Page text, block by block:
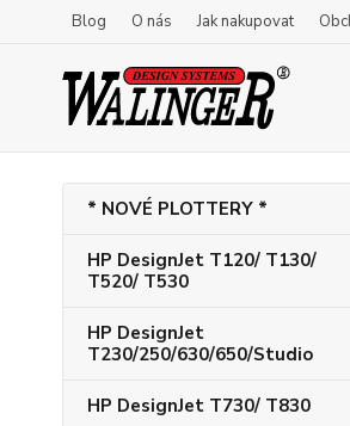
Blog O nás Jak nakupovat
* NOVÉ PLOTTERY *
HP DesignJet T120/ T130/
T520/ T530
HP DesignJet
T230/250/630/650/Studio
HP DesignJet T730/ T830